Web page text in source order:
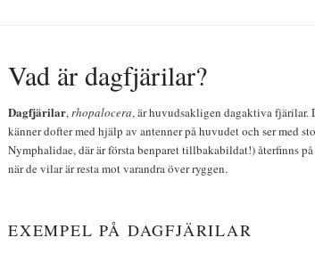
Vad är dagfjärilar?
Dagfjärilar,rhopalocera, är huvudsakligen dagaktiva fjärilar.
känner dofter med hjälp av antenner på huvudet och ser med
Nymphalidae, där är första benparet tillbakabildat!) återfinns
när de vilar är resta mot varandra över ryggen.
EXEMPEL PÅ DAGFJÄRILAR